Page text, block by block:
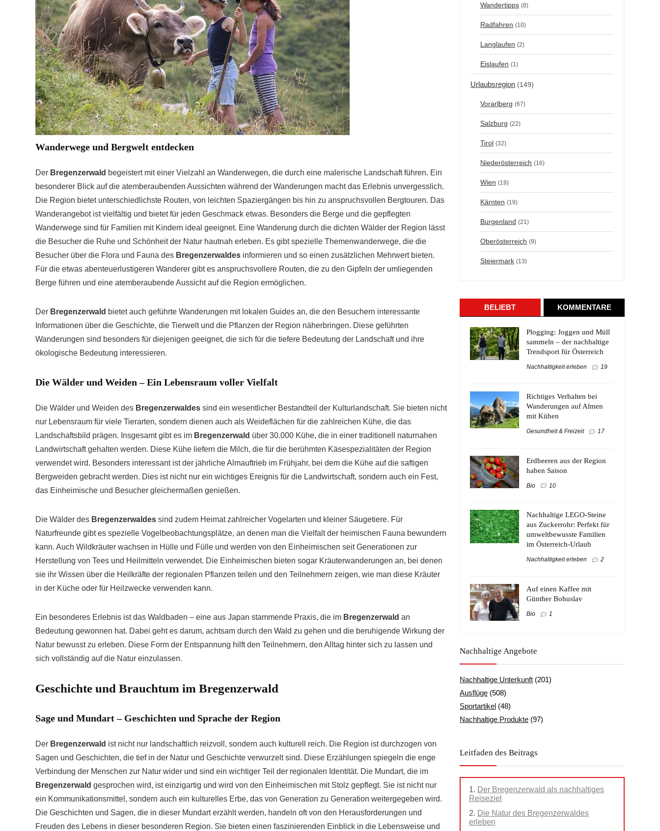
Wanderwege und Bergwelt entdecken
Der Bregenzerwald begeistert mit einer Vielzahl an Wanderwegen, die durch eine malerische Landschaft führen. Ein
besonderer Blick auf die atemberaubenden Aussichten während der Wanderungen macht das Erlebnis unvergesslich.
Die Region bietet unterschiedlichste Routen, von leichten Spaziergängen bis hin zu anspruchsvollen Bergtouren. Das
Wanderangebot ist vielfältig und bietet für jeden Geschmack etwas. Besonders die Berge und die gepflegten
Wanderwege sind für Familien mit Kindern ideal geeignet. Eine Wanderung durch die dichten Wälder der Region lässt
die Besucher die Ruhe und Schönheit der Natur hautnah erleben. Es gibt spezielle Themenwanderwege, die die
Besucher über die Flora und Fauna des Bregenzerwaldes informieren und so einen zusätzlichen Mehrwert bieten.
Für die etwas abenteuerlustigeren Wanderer gibt es anspruchsvollere Routen, die zu den Gipfeln der umliegenden
Berge führen und eine atemberaubende Aussicht auf die Region ermöglichen.
Der Bregenzerwald bietet auch geführte Wanderungen mit lokalen Guides an, die den Besuchern interessante
Informationen über die Geschichte, die Tierwelt und die Pflanzen der Region näherbringen. Diese geführten
Wanderungen sind besonders für diejenigen geeignet, die sich für die tiefere Bedeutung der Landschaft und ihre
ökologische Bedeutung interessieren.
Die Wälder und Weiden – Ein Lebensraum voller Vielfalt
Die Wälder und Weiden des Bregenzerwaldes sind ein wesentlicher Bestandteil der Kulturlandschaft. Sie bieten nicht
nur Lebensraum für viele Tierarten, sondern dienen auch als Weideflächen für die zahlreichen Kühe, die das
Landschaftsbild prägen. Insgesamt gibt es im Bregenzerwald über 30.000 Kühe, die in einer traditionell naturnahen
Landwirtschaft gehalten werden. Diese Kühe liefern die Milch, die für die berühmten Käsespezialitäten der Region
verwendet wird. Besonders interessant ist der jährliche Almauftrieb im Frühjahr, bei dem die Kühe auf die saftigen
Bergweiden gebracht werden. Dies ist nicht nur ein wichtiges Ereignis für die Landwirtschaft, sondern auch ein Fest,
das Einheimische und Besucher gleichermaßen genießen.
Die Wälder des Bregenzerwaldes sind zudem Heimat zahlreicher Vogelarten und kleiner Säugetiere. Für
Naturfreunde gibt es spezielle Vogelbeobachtungsplätze, an denen man die Vielfalt der heimischen Fauna bewundern
kann. Auch Wildkräuter wachsen in Hülle und Fülle und werden von den Einheimischen seit Generationen zur
Herstellung von Tees und Heilmitteln verwendet. Die Einheimischen bieten sogar Kräuterwanderungen an, bei denen
sie ihr Wissen über die Heilkräfte der regionalen Pflanzen teilen und den Teilnehmern zeigen, wie man diese Kräuter
in der Küche oder für Heilzwecke verwenden kann.
Ein besonderes Erlebnis ist das Waldbaden – eine aus Japan stammende Praxis, die im Bregenzerwald an
Bedeutung gewonnen hat. Dabei geht es darum, achtsam durch den Wald zu gehen und die beruhigende Wirkung der
Natur bewusst zu erleben. Diese Form der Entspannung hilft den Teilnehmern, den Alltag hinter sich zu lassen und
sich vollständig auf die Natur einzulassen.
Geschichte und Brauchtum im Bregenzerwald
Sage und Mundart – Geschichten und Sprache der Region
Der Bregenzerwald ist nicht nur landschaftlich reizvoll, sondern auch kulturell reich. Die Region ist durchzogen von
Sagen und Geschichten, die tief in der Natur und Geschichte verwurzelt sind. Diese Erzählungen spiegeln die enge
Verbindung der Menschen zur Natur wider und sind ein wichtiger Teil der regionalen Identität. Die Mundart, die im
Bregenzerwald gesprochen wird, ist einzigartig und wird von den Einheimischen mit Stolz gepflegt. Sie ist nicht nur
ein Kommunikationsmittel, sondern auch ein kulturelles Erbe, das von Generation zu Generation weitergegeben wird.
Die Geschichten und Sagen, die in dieser Mundart erzählt werden, handeln oft von den Herausforderungen und
Freuden des Lebens in dieser besonderen Region. Sie bieten einen faszinierenden Einblick in die Lebensweise und
Wandertipps (8)
Radfahren (10)
Langlaufen (2)
Eislaufen (1)
Urlaubsregion (149)
Vorarlberg (67)
Salzburg (22)
Tirol (32)
Niederösterreich (16)
Wien (19)
Kärnten (19)
Burgenland (21)
Oberösterreich (9)
Steiermark (13)
BELIEBT KOMMENTARE
Plogging: Joggen und Müll
sammeln – der nachhaltige
Trendsport für Österreich
Nachhaltigkeit erleben 19
Richtiges Verhalten bei
Wanderungen auf Almen
mit Kühen
Gesundheit & Freizeit 17
Erdbeeren aus der Region
haben Saison
Bio 10
Nachhaltige LEGO-Steine
aus Zuckerrohr: Perfekt für
umweltbewusste Familien
im Österreich-Urlaub
Nachhaltigkeit erleben 2
Auf einen Kaffee mit
Günther Bohuslav
Bio 1
Nachhaltige Angebote
Nachhaltige Unterkunft (201)
Ausflüge (508)
Sportartikel (48)
Nachhaltige Produkte (97)
Leitfaden des Beitrags
Der Bregenzerwald als nachhaltiges
Reiseziel
Die Natur des Bregenzerwaldes
erleben